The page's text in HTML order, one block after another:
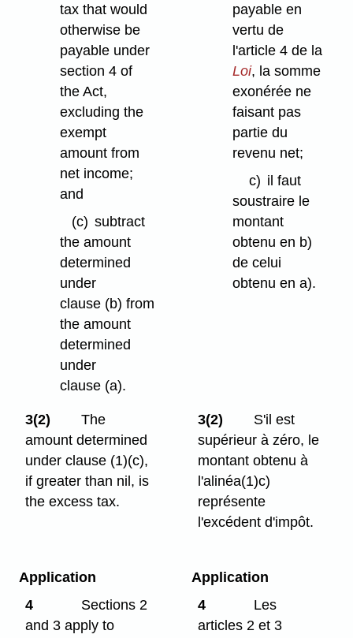
tax that would
otherwise be
payable under
section 4 of
the Act,
excluding the
exempt
amount from
net income;
and
(c) subtract
the amount
determined
under
clause (b) from
the amount
determined
under
clause (a).
payable en
vertu de
l'article 4 de la
Loi, la somme
exonérée ne
faisant pas
partie du
revenu net;
c) il faut
soustraire le
montant
obtenu en b)
de celui
obtenu en a).
3(2)
The
amount determined
under clause (1)⁠(c),
if greater than nil, is
the excess tax.
3(2)
S'il est
supérieur à zéro, le
montant obtenu à
l'alinéa(1)c)
représente
l'excédent d'impôt.
Application
4
Sections 2
and 3 apply to
Application
4
Les
articles 2 et 3